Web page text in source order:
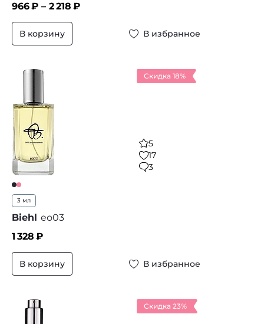
966₽ – 2 218 ₽
В корзину В избранное
Скидка 18%
5
17
3
3 мл
Biehl eо03
1 328 ₽
В корзину В избранное
Скидка 23%